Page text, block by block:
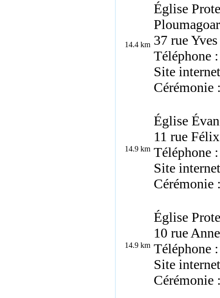
14.4 km
Église
Ploumagoar
37 rue
Téléphone
Site
Cérémonie
14.9 km
Église
11 rue
Téléphone
Site
Cérémonie
14.9 km
Église
10 rue
Téléphone
Site
Cérémonie